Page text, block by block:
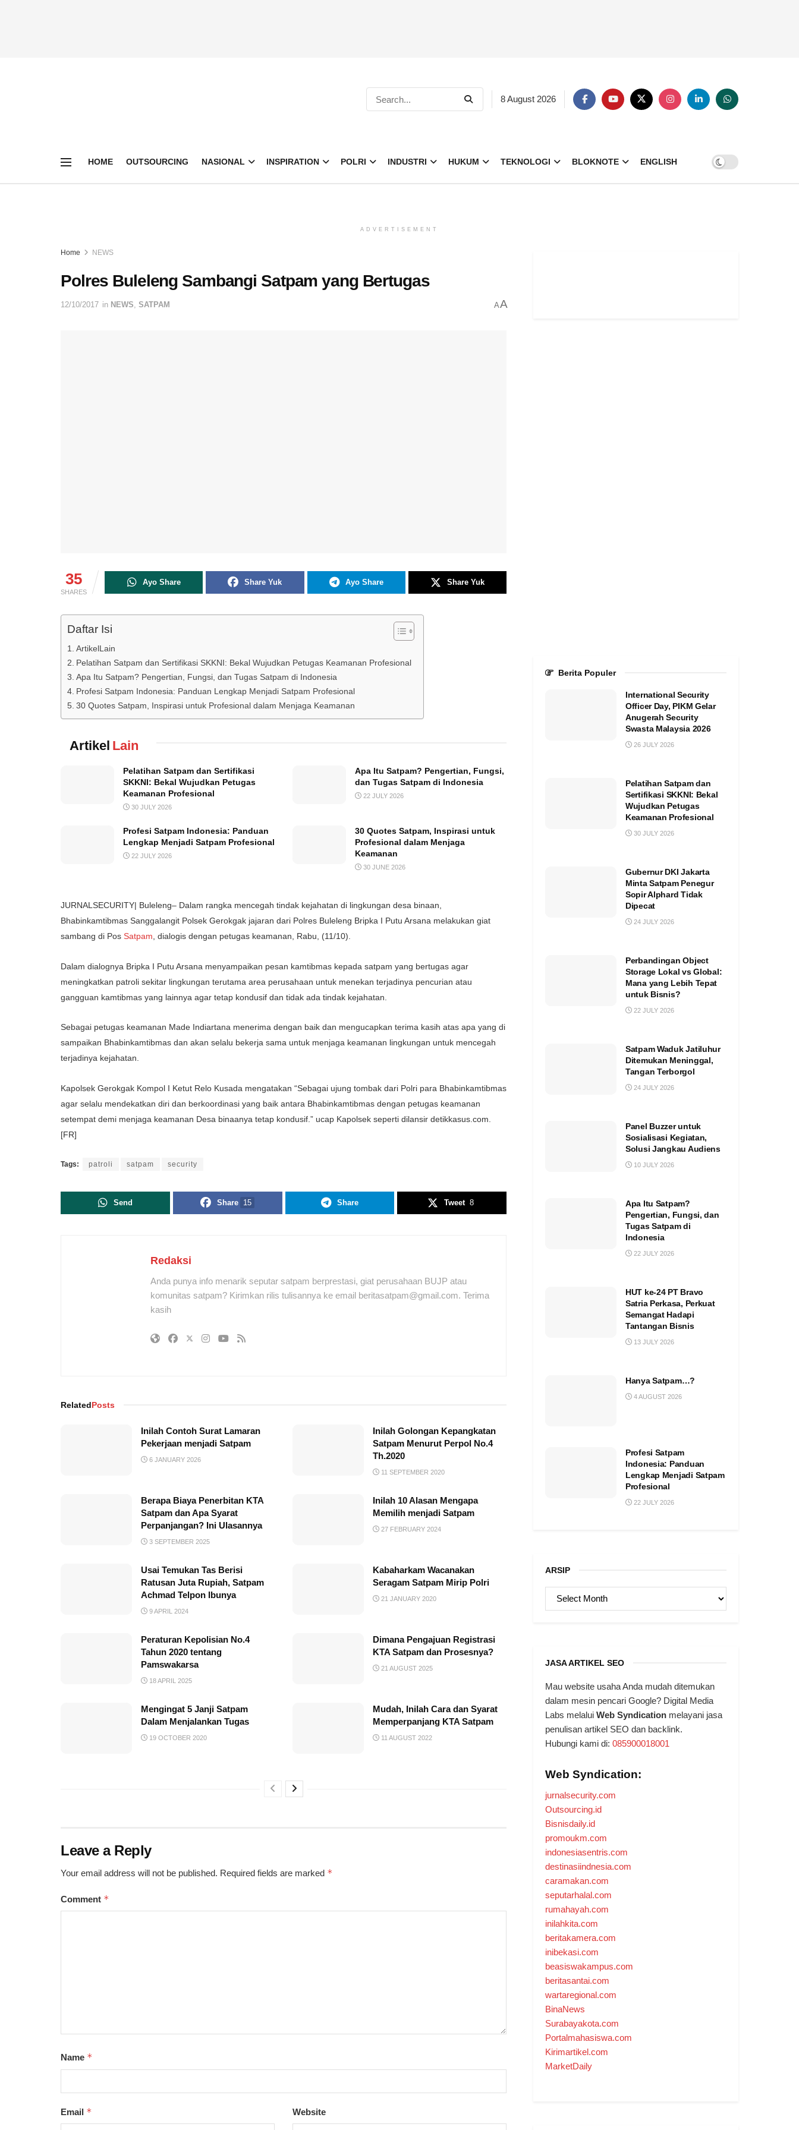
8 August 2026
HOME OUTSOURCING NASIONAL INSPIRATION POLRI INDUSTRI HUKUM TEKNOLOGI BLOKNOTE ENGLISH
ADVERTISEMENT
Home NEWS
Polres Buleleng Sambangi Satpam yang Bertugas
12/10/2017 in NEWS, SATPAM AA
35
SHARES
Ayo Share Share Yuk Ayo Share Share Yuk
Daftar Isi
ArtikelLain
Pelatihan Satpam dan Sertifikasi SKKNI: Bekal Wujudkan Petugas Keamanan Profesional
Apa Itu Satpam? Pengertian, Fungsi, dan Tugas Satpam di Indonesia
Profesi Satpam Indonesia: Panduan Lengkap Menjadi Satpam Profesional
30 Quotes Satpam, Inspirasi untuk Profesional dalam Menjaga Keamanan
Artikel Lain
Pelatihan Satpam dan Sertifikasi
SKKNI: Bekal Wujudkan Petugas
Keamanan Profesional
30 JULY 2026
Apa Itu Satpam? Pengertian, Fungsi,
dan Tugas Satpam di Indonesia
22 JULY 2026
Profesi Satpam Indonesia: Panduan
Lengkap Menjadi Satpam Profesional
22 JULY 2026
30 Quotes Satpam, Inspirasi untuk
Profesional dalam Menjaga
Keamanan
30 JUNE 2026
JURNALSECURITY| Buleleng– Dalam rangka mencegah tindak kejahatan di lingkungan desa binaan,
Bhabinkamtibmas Sanggalangit Polsek Gerokgak jajaran dari Polres Buleleng Bripka I Putu Arsana melakukan giat
sambang di Pos Satpam , dialogis dengan petugas keamanan, Rabu, (11/10).
Dalam dialognya Bripka I Putu Arsana menyampaikan pesan kamtibmas kepada satpam yang bertugas agar
meningkatkan patroli sekitar lingkungan terutama area perusahaan untuk menekan terjadinya pencurian atau
gangguan kamtibmas yang lainnya agar tetap kondusif dan tidak ada tindak kejahatan.
Sebagai petugas keamanan Made Indiartana menerima dengan baik dan mengucapkan terima kasih atas apa yang di
sampaikan Bhabinkamtibmas dan akan selalu bekerja sama untuk menjaga keamanan lingkungan untuk mencegah
terjadinya kejahatan.
Kapolsek Gerokgak Kompol I Ketut Relo Kusada mengatakan “Sebagai ujung tombak dari Polri para Bhabinkamtibmas
agar selalu mendekatkan diri dan berkoordinasi yang baik antara Bhabinkamtibmas dengan petugas keamanan
setempat demi menjaga keamanan Desa binaanya tetap kondusif.” ucap Kapolsek seperti dilansir detikkasus.com.
[FR]
Tags: patroli satpam security
Send Share 15 Share Tweet 8
Redaksi
Anda punya info menarik seputar satpam berprestasi, giat perusahaan BUJP atau
komunitas satpam? Kirimkan rilis tulisannya ke email beritasatpam@gmail.com. Terima
kasih
RelatedPosts
Inilah Contoh Surat Lamaran
Pekerjaan menjadi Satpam
6 JANUARY 2026
Inilah Golongan Kepangkatan
Satpam Menurut Perpol No.4
Th.2020
11 SEPTEMBER 2020
Berapa Biaya Penerbitan KTA
Satpam dan Apa Syarat
Perpanjangan? Ini Ulasannya
3 SEPTEMBER 2025
Inilah 10 Alasan Mengapa
Memilih menjadi Satpam
27 FEBRUARY 2024
Usai Temukan Tas Berisi
Ratusan Juta Rupiah, Satpam
Achmad Telpon Ibunya
9 APRIL 2024
Kabaharkam Wacanakan
Seragam Satpam Mirip Polri
21 JANUARY 2020
Peraturan Kepolisian No.4
Tahun 2020 tentang
Pamswakarsa
18 APRIL 2025
Dimana Pengajuan Registrasi
KTA Satpam dan Prosesnya?
21 AUGUST 2025
Mengingat 5 Janji Satpam
Dalam Menjalankan Tugas
19 OCTOBER 2020
Mudah, Inilah Cara dan Syarat
Memperpanjang KTA Satpam
11 AUGUST 2022
Leave a Reply
Your email address will not be published. Required fields are marked *
Comment *
Name *
Email * Website
Berita Populer
International Security
Officer Day, PIKM Gelar
Anugerah Security
Swasta Malaysia 2026
26 JULY 2026
Pelatihan Satpam dan
Sertifikasi SKKNI: Bekal
Wujudkan Petugas
Keamanan Profesional
30 JULY 2026
Gubernur DKI Jakarta
Minta Satpam Penegur
Sopir Alphard Tidak
Dipecat
24 JULY 2026
Perbandingan Object
Storage Lokal vs Global:
Mana yang Lebih Tepat
untuk Bisnis?
22 JULY 2026
Satpam Waduk Jatiluhur
Ditemukan Meninggal,
Tangan Terborgol
24 JULY 2026
Panel Buzzer untuk
Sosialisasi Kegiatan,
Solusi Jangkau Audiens
10 JULY 2026
Apa Itu Satpam?
Pengertian, Fungsi, dan
Tugas Satpam di
Indonesia
22 JULY 2026
HUT ke-24 PT Bravo
Satria Perkasa, Perkuat
Semangat Hadapi
Tantangan Bisnis
13 JULY 2026
Hanya Satpam…?
4 AUGUST 2026
Profesi Satpam
Indonesia: Panduan
Lengkap Menjadi Satpam
Profesional
22 JULY 2026
ARSIP
ARSIP
JASA ARTIKEL SEO
Mau website usaha Anda mudah ditemukan
dalam mesin pencari Google? Digital Media
Labs melalui Web Syndication melayani jasa
penulisan artikel SEO dan backlink.
Hubungi kami di: 085900018001
Web Syndication:
jurnalsecurity.com
Outsourcing.id
Bisnisdaily.id
promoukm.com
indonesiasentris.com
destinasiindnesia.com
caramakan.com
seputarhalal.com
rumahayah.com
inilahkita.com
beritakamera.com
inibekasi.com
beasiswakampus.com
beritasantai.com
wartaregional.com
BinaNews
Surabayakota.com
Portalmahasiswa.com
Kirimartikel.com
MarketDaily